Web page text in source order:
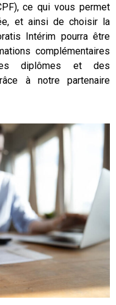
ce qui vous permet
et ainsi de choisir la
Intérim pourra être
complémentaires
diplômes et des
à notre partenaire